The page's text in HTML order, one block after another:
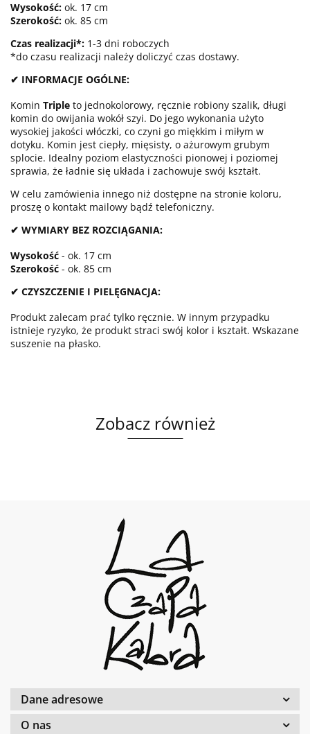
Wysokość: ok. 17 cm
Szerokość: ok. 85 cm
Czas realizacji*: 1-3 dni roboczych
*do czasu realizacji należy doliczyć czas dostawy.
✔ INFORMACJE OGÓLNE:
Komin Triple to jednokolorowy, ręcznie robiony szalik, długi
komin do owijania wokół szyi. Do jego wykonania użyto
wysokiej jakości włóczki, co czyni go miękkim i miłym w
dotyku. Komin jest ciepły, mięsisty, o ażurowym grubym
splocie. Idealny poziom elastyczności pionowej i poziomej
sprawia, że ładnie się układa i zachowuje swój kształt.
W celu zamówienia innego niż dostępne na stronie koloru,
proszę o kontakt mailowy bądź telefoniczny.
✔ WYMIARY BEZ ROZCIĄGANIA:
Wysokość - ok. 17 cm
Szerokość - ok. 85 cm
✔ CZYSZCZENIE I PIELĘGNACJA:
Produkt zalecam prać tylko ręcznie. W innym przypadku
istnieje ryzyko, że produkt straci swój kolor i kształt. Wskazane
suszenie na płasko.
Zobacz również
Dane adresowe
O nas